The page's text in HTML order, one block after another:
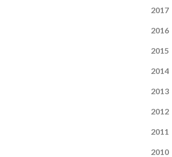
2017
2016
2015
2014
2013
2012
2011
2010